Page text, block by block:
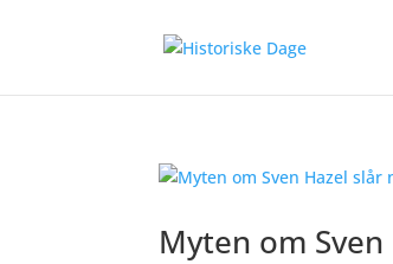
Myten om